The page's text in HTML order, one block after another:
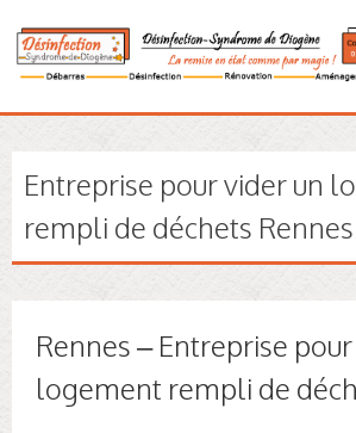
Entreprise pour vider un
rempli de déchets Rennes
Rennes – Entreprise
logement rempli de